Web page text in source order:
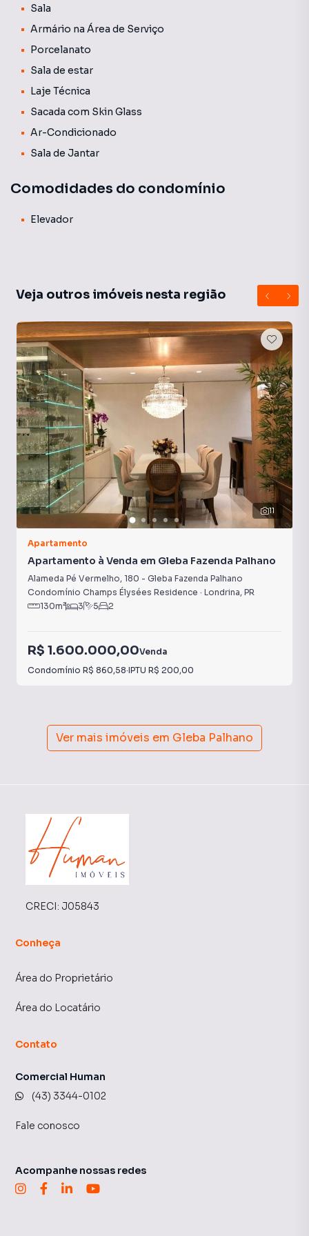
Sala
Armário na Área de Serviço
Porcelanato
Sala de estar
Laje Técnica
Sacada com Skin Glass
Ar-Condicionado
Sala de Jantar
Comodidades do condomínio
Elevador
Veja outros imóveis nesta região
11
Apartamento
Apartamento à Venda em Gleba Fazenda Palhano
Alameda Pé Vermelho, 180 - Gleba Fazenda Palhano
Condomínio Champs Élysées Residence · Londrina, PR
130m² 3 5 2
R$ 1.600.000,00Venda
Condomínio R$ 860,58·IPTU R$ 200,00
Ver mais imóveis em Gleba Palhano
CRECI: J05843
Conheça
Área do Proprietário
Área do Locatário
Contato
Comercial Human
(43) 3344-0102
Fale conosco
Acompanhe nossas redes